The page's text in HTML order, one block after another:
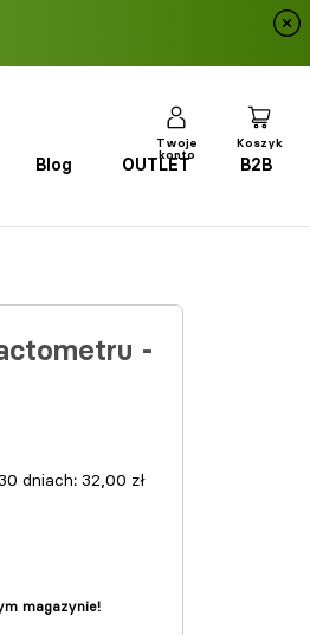
Blog OUTLET B2B
Twoje
konto
Koszyk
-
dniach: 32,00 zł
magazynie!